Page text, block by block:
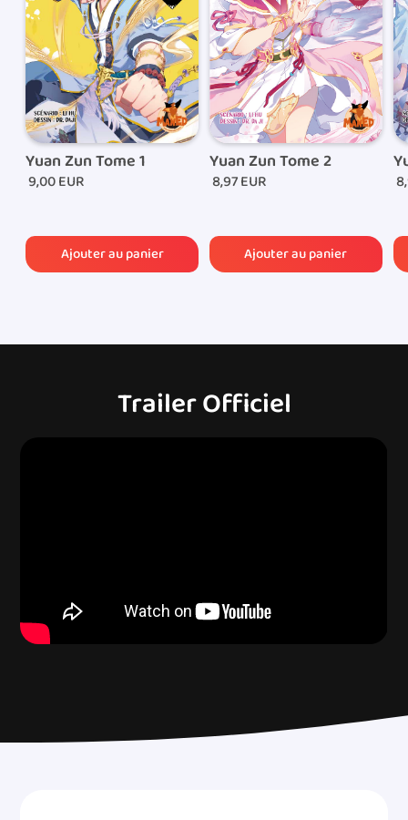
permettra de suivre l’acheminement de votre
commande.
Yuan Zun Tome 1
9,00 EUR
Yuan Zun Tome 2
8,97 EUR
Trailer Officiel